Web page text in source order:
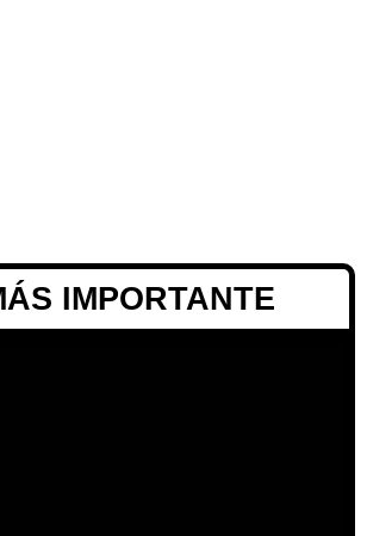
IMPORTANTE